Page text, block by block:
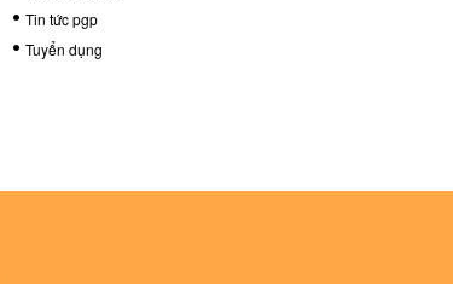
Tin tức pgp
Tuyển dụng